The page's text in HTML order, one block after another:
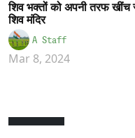
शिव भक्तों को अपनी तरफ खींच
शिव मंदिर
A Staff
Mar 8, 2024